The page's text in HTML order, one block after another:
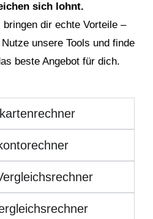
sich lohnt.
dir echte Vorteile –
unsere Tools und finde
beste Angebot für dich.